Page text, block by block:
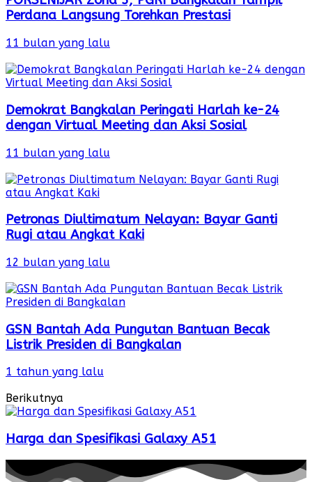
Perdana Langsung Torehkan Prestasi
11 bulan yang lalu
Demokrat Bangkalan Peringati Harlah ke-24
dengan Virtual Meeting dan Aksi Sosial
11 bulan yang lalu
Petronas Diultimatum Nelayan: Bayar Ganti
Rugi atau Angkat Kaki
12 bulan yang lalu
GSN Bantah Ada Pungutan Bantuan Becak
Listrik Presiden di Bangkalan
1 tahun yang lalu
Berikutnya
Harga dan Spesifikasi Galaxy A51